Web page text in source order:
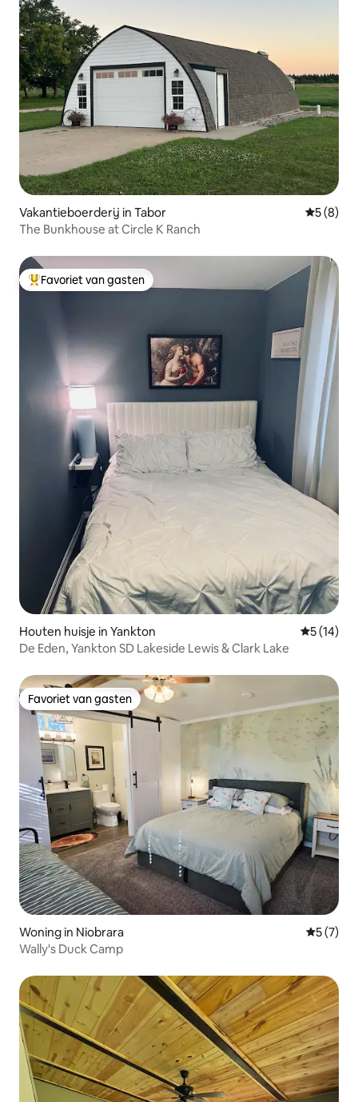
Vakantieboerderij in Tabor
5 (8)
The Bunkhouse at Circle K Ranch
Topfavoriet van gasten
Favoriet van gasten
Houten huisje in Yankton
5 (14)
De Eden, Yankton SD Lakeside Lewis & Clark Lake
Favoriet van gasten
Favoriet van gasten
Woning in Niobrara
5 (7)
Wally's Duck Camp